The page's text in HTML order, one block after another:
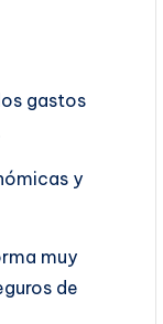
gastos
y
muy
de